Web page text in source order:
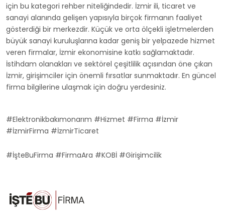
için bu kategori rehber niteliğindedir. İzmir ili, ticaret ve
sanayi alanında gelişen yapısıyla birçok firmanın faaliyet
gösterdiği bir merkezdir. Küçük ve orta ölçekli işletmelerden
büyük sanayi kuruluşlarına kadar geniş bir yelpazede hizmet
veren firmalar, İzmir ekonomisine katkı sağlamaktadır.
İstihdam olanakları ve sektörel çeşitlilik açısından öne çıkan
İzmir, girişimciler için önemli fırsatlar sunmaktadır. En güncel
firma bilgilerine ulaşmak için doğru yerdesiniz.
#Elektronikbakımonarım #Hizmet #Firma #İzmir
#İzmirFirma #İzmirTicaret
#İşteBuFirma #FirmaAra #KOBİ #Girişimcilik